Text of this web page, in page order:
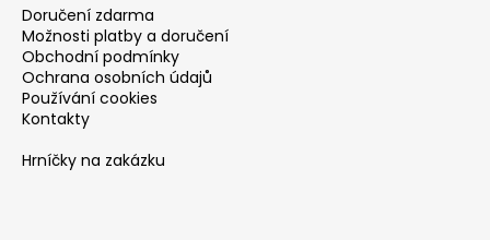
Doručení zdarma
Možnosti platby a doručení
Obchodní podmínky
Ochrana osobních údajů
Používání cookies
Kontakty
Hrníčky na zakázku